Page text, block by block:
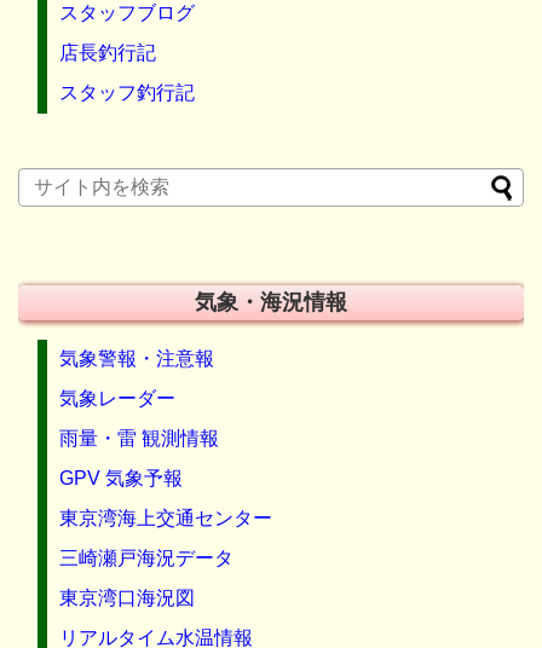
スタッフブログ
店長釣行記
スタッフ釣行記
気象・海況情報
気象警報・注意報
気象レーダー
雨量・雷 観測情報
GPV 気象予報
東京湾海上交通センター
三崎瀬戸海況データ
東京湾口海況図
リアルタイム水温情報